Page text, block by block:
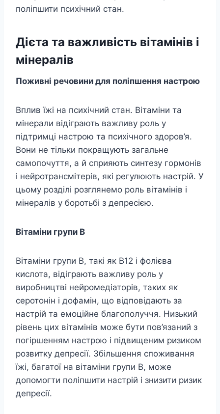
поліпшити психічний стан.
Дієта та важливість вітамінів і
мінералів
Поживні речовини для поліпшення настрою
Вплив їжі на психічний стан. Вітаміни та
мінерали відіграють важливу роль у
підтримці настрою та психічного здоров’я.
Вони не тільки покращують загальне
самопочуття, а й сприяють синтезу гормонів
і нейротрансмітерів, які регулюють настрій. У
цьому розділі розглянемо роль вітамінів і
мінералів у боротьбі з депресією.
Вітаміни групи В
Вітаміни групи В, такі як B12 і фолієва
кислота, відіграють важливу роль у
виробництві нейромедіаторів, таких як
серотонін і дофамін, що відповідають за
настрій та емоційне благополуччя. Низький
рівень цих вітамінів може бути пов’язаний з
погіршенням настрою і підвищеним ризиком
розвитку депресії. Збільшення споживання
їжі, багатої на вітаміни групи В, може
допомогти поліпшити настрій і знизити ризик
депресії.